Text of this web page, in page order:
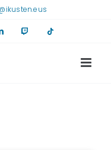
LinkedIn Twitch Tiktok